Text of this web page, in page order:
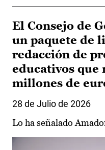
El Consejo de
un paquete de
redacción de
educativos que
millones de
28 de Julio de 2026
Lo ha señalado